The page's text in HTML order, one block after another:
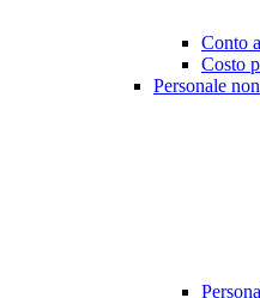
Conto
Costo
Personale